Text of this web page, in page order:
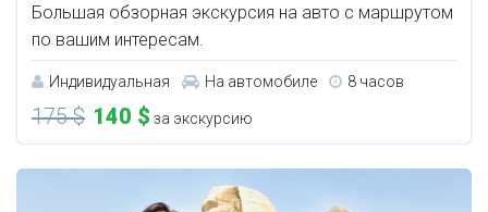
Большая обзорная экскурсия на авто с маршрутом
по вашим интересам.
Индивидуальная На автомобиле 8 часов
175 $ 140 $ за экскурсию